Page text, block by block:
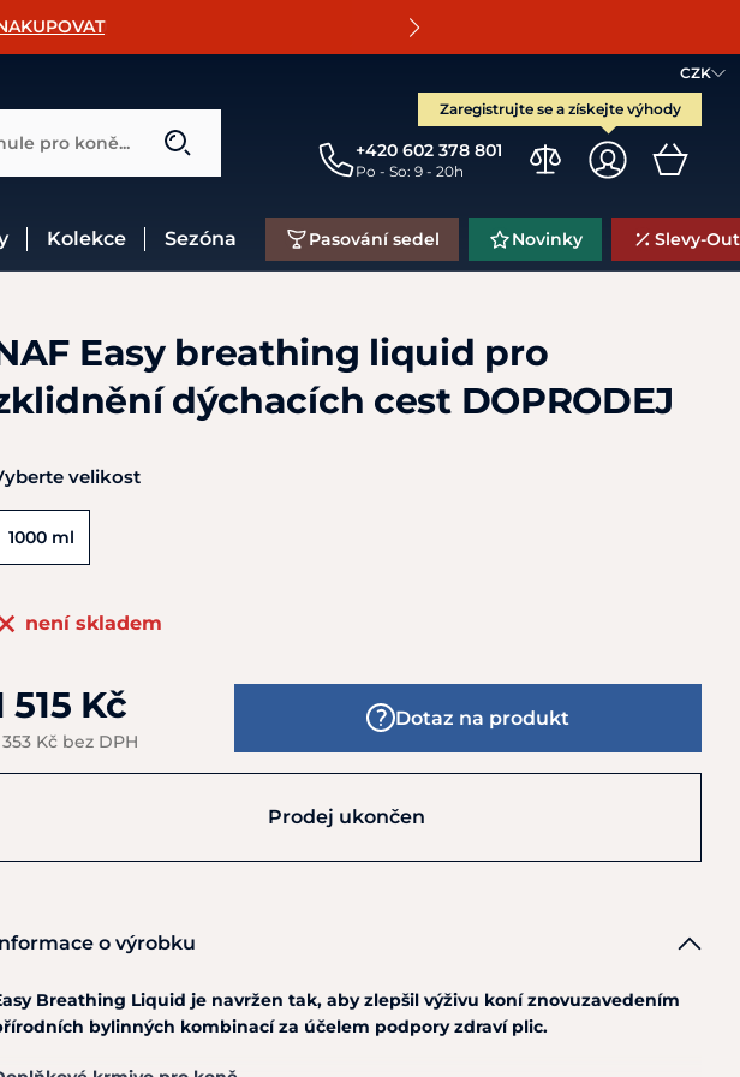
CHCI SLEVU
ZDARMA 🐴
CZK
Zaregistrujte se a získejte výhody
+420 602 378 801
Po - So: 9 - 20h
pro koně...
Kolekce Sezóna Pasování sedel Novinky Slevy-
Easy breathing liquid pro
dýchacích cest DOPRODEJ
velikost
1000 ml
není skladem
515 Kč
353 Kč bez DPH
Dotaz na produkt
Prodej ukončen
o výrobku
Breathing Liquid je navržen tak, aby zlepšil výživu koní znovuzavedením
bylinných kombinací za účelem podpory zdraví plic.